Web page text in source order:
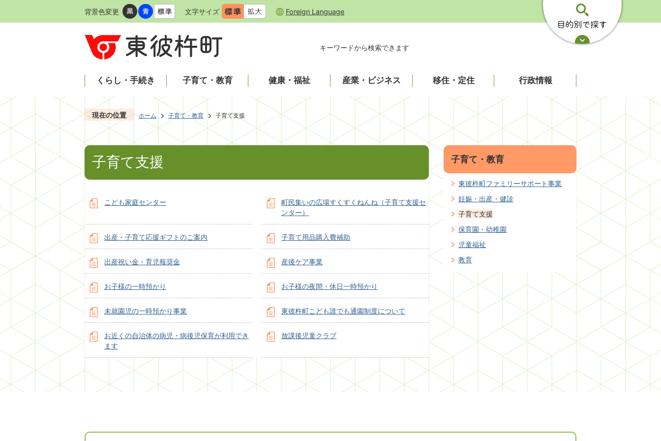
背景色変更 文字サイズ Foreign Language
キーワードから検索できます
くらし・手続き 子育て・教育 健康・福祉 産業・ビジネス 移住・定住 行政情報
現在の位置 ホーム 子育て・教育 子育て支援
子育て支援
こども家庭センター
町民集いの広場すくすくねんね（子育て支援セ
ンター）
出産・子育て応援ギフトのご案内 子育て用品購入費補助
出産祝い金・育児報奨金 産後ケア事業
お子様の一時預かり お子様の夜間・休日一時預かり
未就園児の一時預かり事業 東彼杵町こども誰でも通園制度について
お近くの自治体の病児・病後児保育が利用でき
ます
放課後児童クラブ
子育て・教育
東彼杵町ファミリーサポート事業
妊娠・出産・健診
子育て支援
保育園・幼稚園
児童福祉
教育